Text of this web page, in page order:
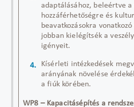
adaptálásához, beleértve
hozzáférhetőségre és
beavatkozásokra
jobban kielégítsék a
igényeit.
Kísérleti intézkedések
arányának növelése
a fiúk körében.
WP8 – Kapacitásépítés a